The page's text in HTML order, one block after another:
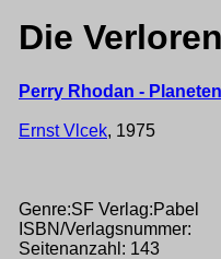
Die
Perry Rhodan -
Ernst Vlcek, 1975
Genre:SF Verlag:Pabel
ISBN/Verlagsnummer:
Seitenanzahl: 143